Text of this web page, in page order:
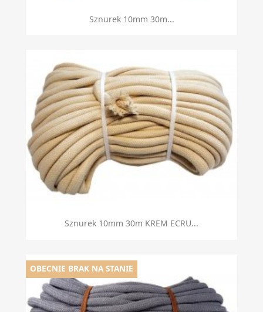
Sznurek 10mm 30m...
Sznurek 10mm 30m KREM ECRU...
OBECNIE BRAK NA STANIE